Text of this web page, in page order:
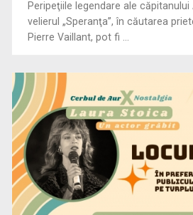
„Dansatoarea din umbră”, un thriller
loialitate și ...
Peripeţiile legendare ale căpitanului
velierul „Speranţa”, în căutarea
Pierre Vaillant, pot fi ...